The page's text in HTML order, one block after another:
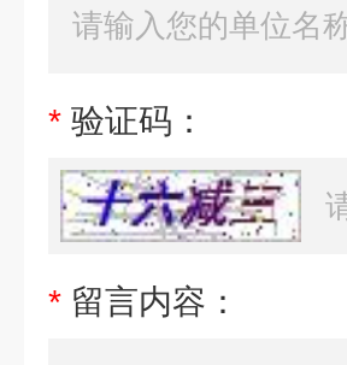
* 验证码：
* 留言内容：